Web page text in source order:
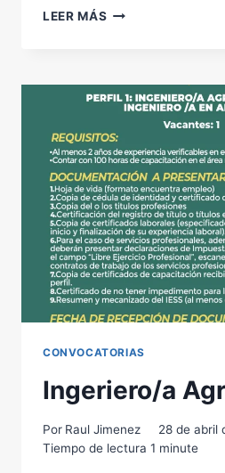
LEER MÁS ANÁLISIS
ENERGÍA
EN
PLANTA
RECICLADORA
RIORECICLE
RECYPRO
CONVOCATORIAS
Ingeriero/a
Por Raul Jimenez
28 de abril
Tiempo de lectura 1 minute